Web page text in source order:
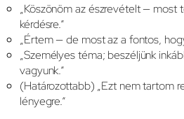
„Köszönöm az észrevételt — most
kérdésre.”
„Értem — de most az a fontos,
„Személyes téma; beszéljünk
vagyunk.”
(Határozottabb) „Ezt nem tartom
lényegre.”